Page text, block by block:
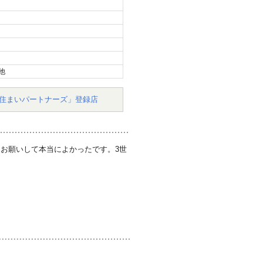
まいパートナーズ」登録店
願いして本当によかったです。3世